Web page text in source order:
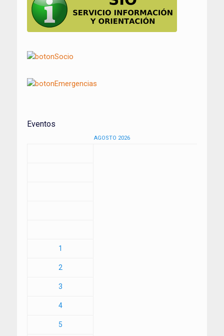
Eventos
AGOSTO 2026
1
2
3
4
5